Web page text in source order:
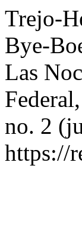
Trejo-
Bye-
Las
no. 2
https://